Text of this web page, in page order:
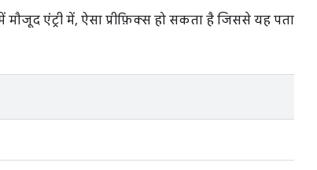
एंट्री में, ऐसा प्रीफ़िक्स हो सकता है जिससे यह पता